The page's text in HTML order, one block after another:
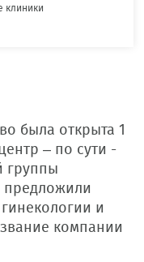
клиники
была открыта 1
– по сути -
группы
предложили
и
компании